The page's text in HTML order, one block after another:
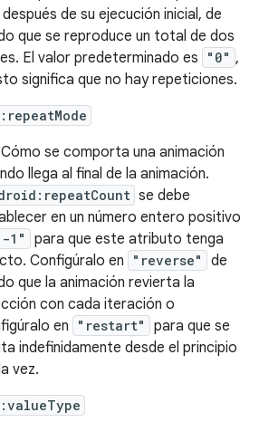
de su ejecución inicial, de
que se reproduce un total de dos
El valor predeterminado es
"0" ,
significa que no hay repeticiones.
se comporta una animación
llega al final de la animación.
se debe
en un número entero positivo
1"
para que este atributo tenga
Configúralo en
"reverse"
de
que la animación revierta la
con cada iteración o
en
"restart"
para que se
indefinidamente desde el principio
vez.